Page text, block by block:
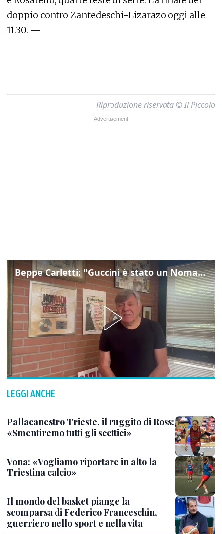
doppio contro Zantedeschi-Lizarazo oggi alle
11.30. —
Riproduzione riservata © Il Piccolo
Beppe Carletti: "Guccini è stato un Nomade"
LEGGI ANCHE
Pallacanestro Trieste, il ruggito di Ross:
«Smentiremo tutti gli scettici»
Vona: «Vogliamo riportare in alto la
Triestina calcio»
Il mondo del basket piange la
scomparsa di Federico Franceschin,
guerriero nello sport e nella vita